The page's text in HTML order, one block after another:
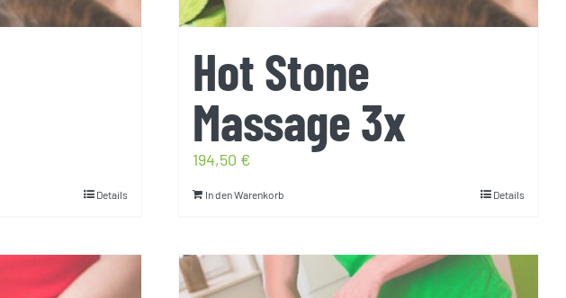
Details
Hot Stone
Massage 3x
194,50 €
In den Warenkorb Details